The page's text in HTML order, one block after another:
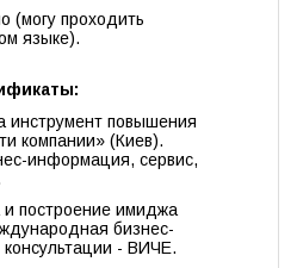
(могу проходить
языке).
инструмент повышения
компании» (Киев).
информация, сервис,
и построение имиджа
бизнес-
- ВИЧЕ.